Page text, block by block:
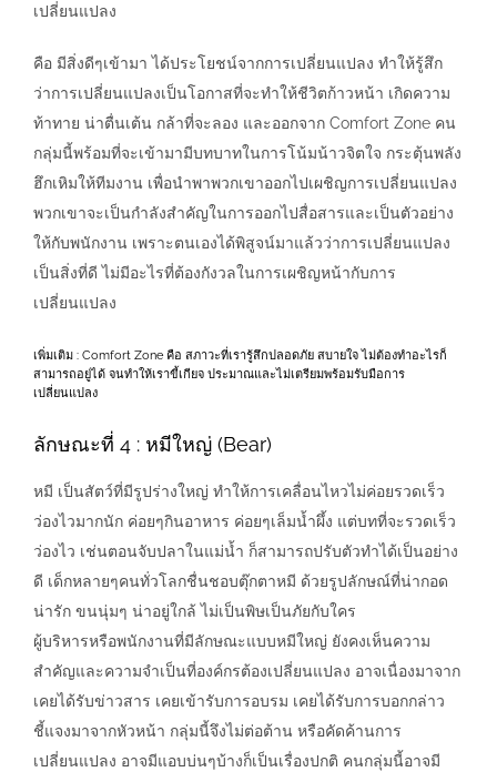
เปลี่ยนแปลง
คือ มีสิ่งดีๆเข้ามา ได้ประโยชน์จากการเปลี่ยนแปลง ทำให้รู้สึก
ว่าการเปลี่ยนแปลงเป็นโอกาสที่จะทำให้ชีวิตก้าวหน้า เกิดความ
ท้าทาย น่าตื่นเต้น กล้าที่จะลอง และออกจาก Comfort Zone คน
กลุ่มนี้พร้อมที่จะเข้ามามีบทบาทในการโน้มน้าวจิตใจ กระตุ้นพลัง
ฮึกเหิมให้ทีมงาน เพื่อนำพาพวกเขาออกไปเผชิญการเปลี่ยนแปลง
พวกเขาจะเป็นกำลังสำคัญในการออกไปสื่อสารและเป็นตัวอย่าง
ให้กับพนักงาน เพราะตนเองได้พิสูจน์มาแล้วว่าการเปลี่ยนแปลง
เป็นสิ่งที่ดี ไม่มีอะไรที่ต้องกังวลในการเผชิญหน้ากับการ
เปลี่ยนแปลง
เพิ่มเติม : Comfort Zone คือ สภาวะที่เรารู้สึกปลอดภัย สบายใจ ไม่ต้องทำอะไรก็
สามารถอยู่ได้ จนทำให้เราขี้เกียจ ประมาณและไม่เตรียมพร้อมรับมือการ
เปลี่ยนแปลง
ลักษณะที่ 4 : หมีใหญ่ (Bear)
หมี เป็นสัตว์ที่มีรูปร่างใหญ่ ทำให้การเคลื่อนไหวไม่ค่อยรวดเร็ว
ว่องไวมากนัก ค่อยๆกินอาหาร ค่อยๆเล็มน้ำผึ้ง แต่บทที่จะรวดเร็ว
ว่องไว เช่นตอนจับปลาในแม่น้ำ ก็สามารถปรับตัวทำได้เป็นอย่าง
ดี เด็กหลายๆคนทั่วโลกชื่นชอบตุ๊กตาหมี ด้วยรูปลักษณ์ที่น่ากอด
น่ารัก ขนนุ่มๆ น่าอยู่ใกล้ ไม่เป็นพิษเป็นภัยกับใคร
ผู้บริหารหรือพนักงานที่มีลักษณะแบบหมีใหญ่ ยังคงเห็นความ
สำคัญและความจำเป็นที่องค์กรต้องเปลี่ยนแปลง อาจเนื่องมาจาก
เคยได้รับข่าวสาร เคยเข้ารับการอบรม เคยได้รับการบอกกล่าว
ชี้แจงมาจากหัวหน้า กลุ่มนี้จึงไม่ต่อต้าน หรือคัดค้านการ
เปลี่ยนแปลง อาจมีแอบบ่นๆบ้างก็เป็นเรื่องปกติ คนกลุ่มนี้อาจมี